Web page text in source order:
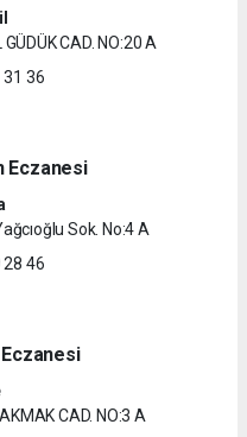
CAD. NO:20 A
31 36
Eczanesi
Sok. No:4 A
28 46
CAD. NO:3 A